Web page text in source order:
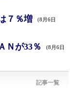
７％増 (8月6日
Ｎが33％ (8月6日
記事一覧